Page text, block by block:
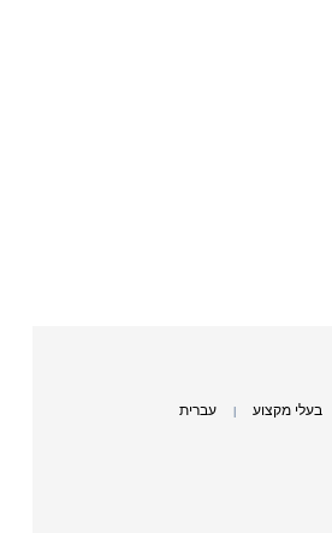
בעלי מקצוע עברית